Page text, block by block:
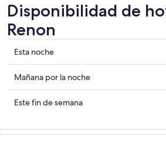
Disponibilidad de
Renon
Ver
precios
de
propiedades
en
para
esta
Esta noche
Ver
precios
de
en
Mañana por la noche
Ver
de
Este fin de semana